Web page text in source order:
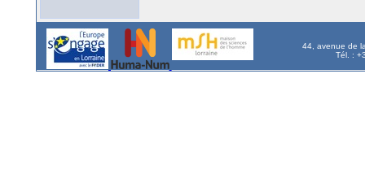
44, avenue de
Tél. :